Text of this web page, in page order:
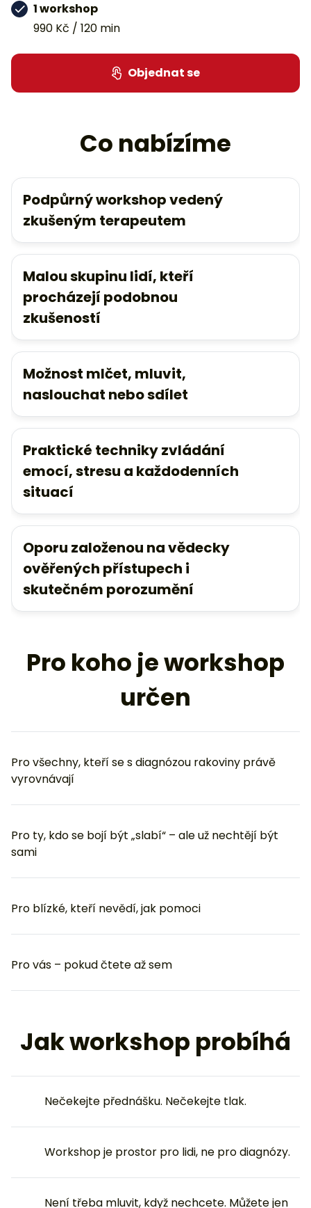
1 workshop
990 Kč / 120 min
Objednat se
Co nabízíme
Podpůrný workshop vedený
zkušeným terapeutem
Malou skupinu lidí, kteří
procházejí podobnou
zkušeností
Možnost mlčet, mluvit,
naslouchat nebo sdílet
Praktické techniky zvládání
emocí, stresu a každodenních
situací
Oporu založenou na vědecky
ověřených přístupech i
skutečném porozumění
Pro koho je workshop
určen
Pro všechny, kteří se s diagnózou rakoviny právě
vyrovnávají
Pro ty, kdo se bojí být „slabí“ – ale už nechtějí být
sami
Pro blízké, kteří nevědí, jak pomoci
Pro vás – pokud čtete až sem
Jak workshop probíhá
Nečekejte přednášku. Nečekejte tlak.
Workshop je prostor pro lidi, ne pro diagnózy.
Není třeba mluvit, když nechcete. Můžete jen